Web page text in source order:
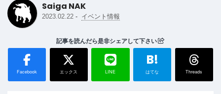
Saiga NAK
2023.02.22 - イベント情報
記事を読んだら是非シェアして下さい
Facebook エックス LINE
B!
はてな Threads